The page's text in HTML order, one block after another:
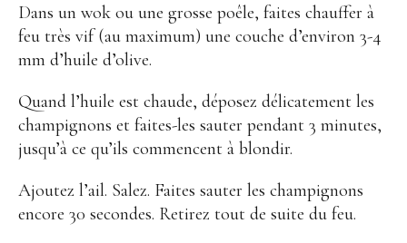
Dans un wok ou une grosse poêle, faites chauffer à
feu très vif (au maximum) une couche d’environ 3-4
mm d’huile d’olive.
Quand l’huile est chaude, déposez délicatement les
champignons et faites-les sauter pendant 3 minutes,
jusqu’à ce qu’ils commencent à blondir.
Ajoutez l’ail. Salez. Faites sauter les champignons
encore 30 secondes. Retirez tout de suite du feu.